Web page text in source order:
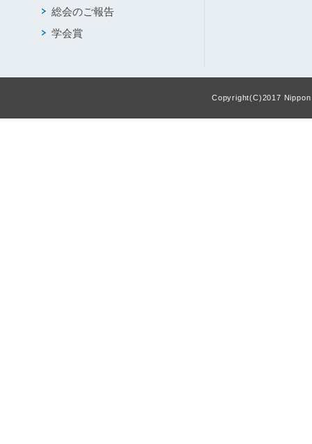
総会のご報告
学会賞
Copyright(C)2017